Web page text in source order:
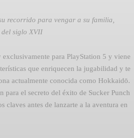
recorrido para vengar a su familia,
del siglo XVII
para PlayStation 5 y viene
que enriquecen la jugabilidad y te
actualmente conocida como Hokkaidō.
para el secreto del éxito de Sucker Punch
claves antes de lanzarte a la aventura en